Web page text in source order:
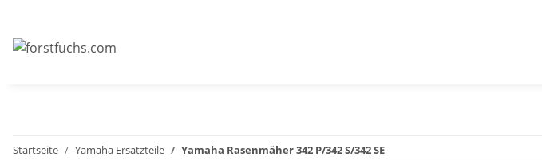
Startseite Yamaha Ersatzteile Yamaha Rasenmäher 342 P/342 S/342 SE